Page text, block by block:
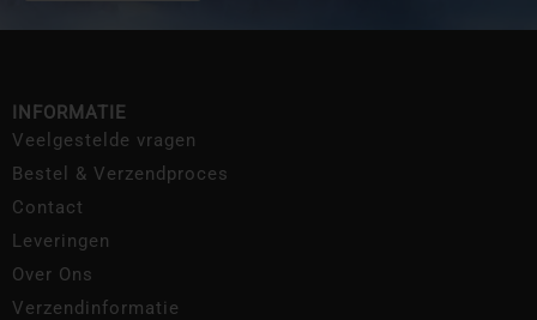
INFORMATIE
Veelgestelde vragen
Bestel & Verzendproces
Contact
Leveringen
Over Ons
Verzendinformatie